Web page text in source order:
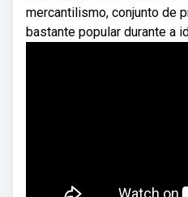
mercantilismo, conjunto de
bastante popular durante a